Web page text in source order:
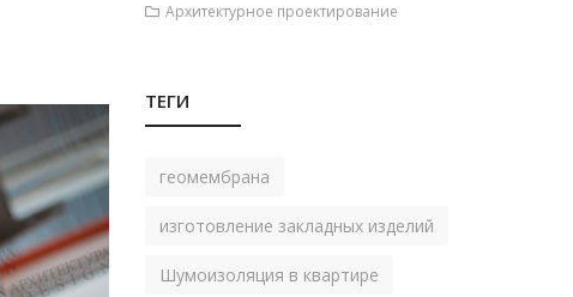
Архитектурное проектирование
ТЕГИ
геомембрана
изготовление закладных изделий
Шумоизоляция в квартире